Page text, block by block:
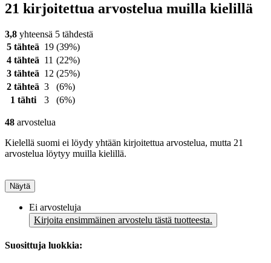
21 kirjoitettua arvostelua muilla kielillä
3,8 yhteensä 5 tähdestä
5 tähteä 19 (39%)
4 tähteä 11 (22%)
3 tähteä 12 (25%)
2 tähteä 3
(6%)
1 tähti
3 (6%)
48 arvostelua
Kielellä suomi ei löydy yhtään kirjoitettua arvostelua, mutta 21
arvostelua löytyy muilla kielillä.
Näytä
Ei arvosteluja
Kirjoita ensimmäinen arvostelu tästä tuotteesta.
Suosittuja luokkia: